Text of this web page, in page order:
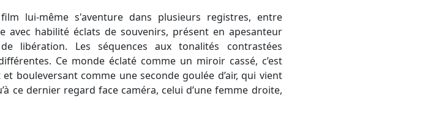
lui-même s'aventure dans plusieurs registres, entre
habilité éclats de souvenirs, présent en apesanteur
libération. Les séquences aux tonalités contrastées
Ce monde éclaté comme un miroir cassé, c’est
bouleversant comme une seconde goulée d’air, qui vient
ce dernier regard face caméra, celui d’une femme droite,